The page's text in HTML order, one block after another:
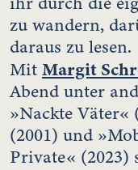
zu wandern,
daraus zu lesen.
Mit Margit
Abend unter
»Nackte Väter«
(2001) und
Private« (2023)